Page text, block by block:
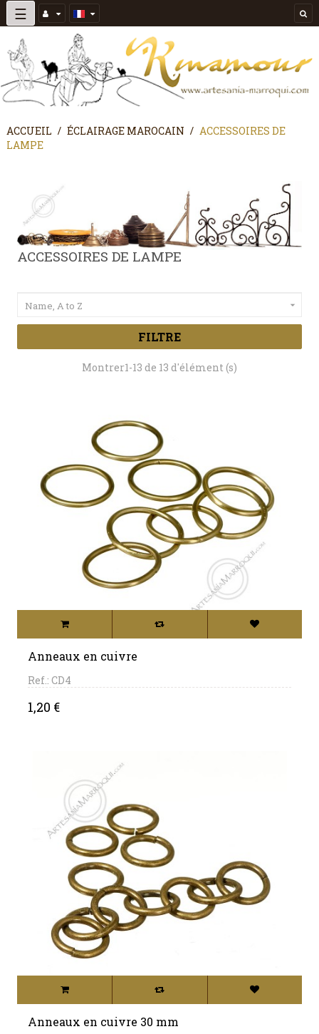
Basculer
la
navigation
☰
ACCUEIL ÉCLAIRAGE MAROCAIN
ACCESSOIRES DE
LAMPE
ACCESSOIRES DE LAMPE
Name, A to Z 
FILTRE
Montrer1-13 de 13 d'élément (s)
Anneaux en cuivre
Ref.: CD4
Price
1,20 €
Anneaux en cuivre 30 mm